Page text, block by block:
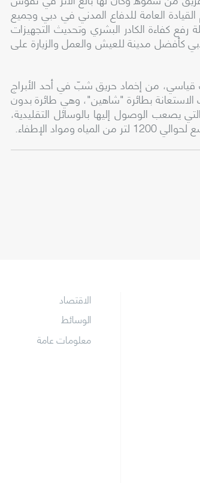
العامة للدفاع المدني في دبي وجميع
رفع كفاءة الكادر البشري وتحديث التجهيزات
دبي كأفضل مدينة للعيش والعمل والزيارة على
من إخماد حريق شبّ في أحد الأبراج
بطائرة "شاهين"، وهي طائرة بدون
يصعب الوصول إليها بالوسائل التقليدية،
الاقتصاد
الوسائط
معلومات عامة